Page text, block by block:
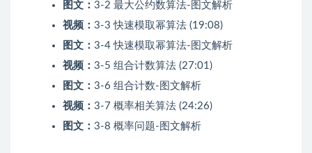
图文： 3-2 最大公约数算法-图文解析
视频： 3-3 快速模取幂算法 (19:08)
图文： 3-4 快速模取幂算法-图文解析
视频： 3-5 组合计数算法 (27:01)
图文： 3-6 组合计数-图文解析
视频： 3-7 概率相关算法 (24:26)
图文： 3-8 概率问题-图文解析